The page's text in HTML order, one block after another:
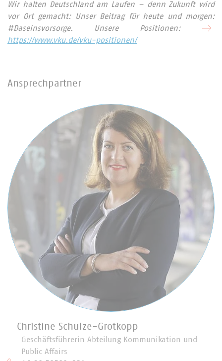
Wir halten Deutschland am Laufen – denn Zukunft wird
vor Ort gemacht: Unser Beitrag für heute und morgen:
#Daseinsvorsorge. Unsere Positionen:
https://www.vku.de/vku-positionen/
Ansprechpartner
Christine Schulze-Grotkopp
Geschäftsführerin Abteilung Kommunikation und
Public Affairs